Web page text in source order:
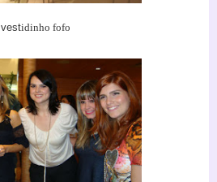
vestidinho fofo